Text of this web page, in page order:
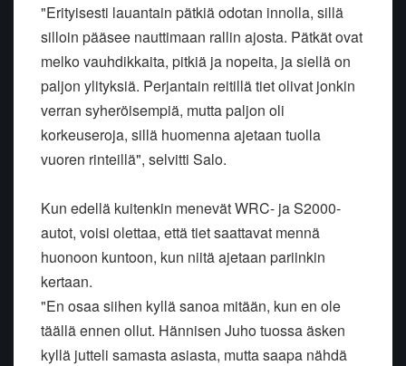
"Erityisesti lauantain pätkiä odotan innolla, sillä
silloin pääsee nauttimaan rallin ajosta. Pätkät ovat
melko vauhdikkaita, pitkiä ja nopeita, ja siellä on
paljon ylityksiä. Perjantain reitillä tiet olivat jonkin
verran syheröisempiä, mutta paljon oli
korkeuseroja, sillä huomenna ajetaan tuolla
vuoren rinteillä", selvitti Salo.
Kun edellä kuitenkin menevät WRC- ja S2000-
autot, voisi olettaa, että tiet saattavat mennä
huonoon kuntoon, kun niitä ajetaan pariinkin
kertaan.
"En osaa siihen kyllä sanoa mitään, kun en ole
täällä ennen ollut. Hännisen Juho tuossa äsken
kyllä jutteli samasta asiasta, mutta saapa nähdä